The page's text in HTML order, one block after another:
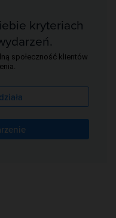
kryteriach
społeczność klientów